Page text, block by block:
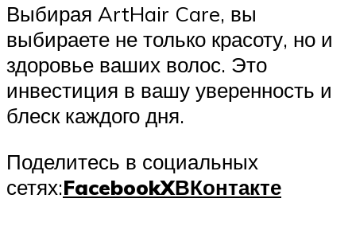
Выбирая ArtHair Care, вы
выбираете не только красоту, но и
здоровье ваших волос. Это
инвестиция в вашу уверенность и
блеск каждого дня.
Поделитесь в социальных
сетях:FacebookXВКонтакте